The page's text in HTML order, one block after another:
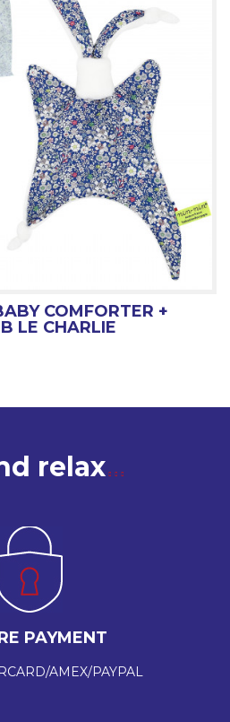
COMFORTER +
LE CHARLIE
relax
PAYMENT
AMEX/PAYPAL